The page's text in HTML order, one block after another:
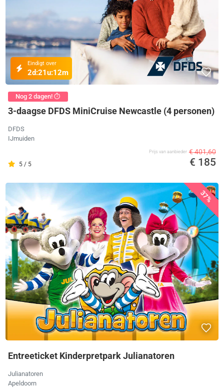
Eindigt over
2d:21u:12m
Nog 2 dagen! ⏱️
3-daagse DFDS MiniCruise Newcastle (4 personen)
DFDS
IJmuiden
5 / 5
Prijs van aanbieder € 401,60
€ 185
37%
Entreeticket Kinderpretpark Julianatoren
Julianatoren
Apeldoorn